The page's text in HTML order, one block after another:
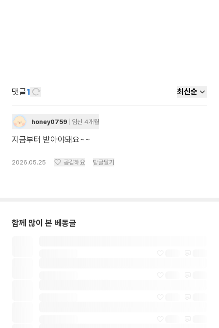
댓글1 최신순
honey0759 임신 4개월
지금부터 받아야돼요~~
2026.05.25 공감해요 답글달기
함께 많이 본 베동글